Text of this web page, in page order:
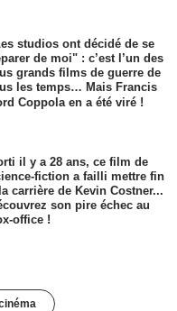
studios ont décidé de se
de moi" : c’est l’un des
grands films de guerre de
les temps… Mais Francis
Coppola en a été viré !
il y a 28 ans, ce film de
fiction a failli mettre fin
carrière de Kevin Costner...
son pire échec au
office !